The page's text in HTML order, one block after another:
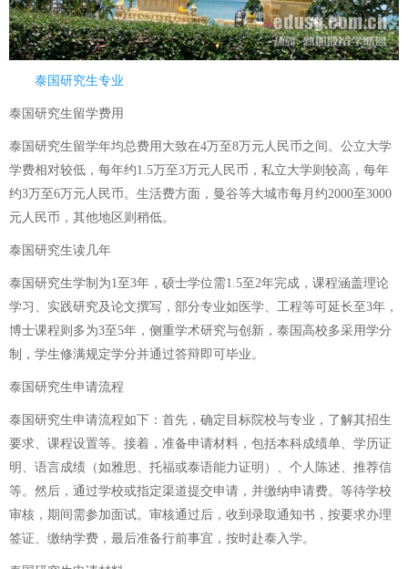
泰国研究生专业
泰国研究生留学费用
泰国研究生留学年均总费用大致在4万至8万元人民币之间。公立大学
学费相对较低，每年约1.5万至3万元人民币，私立大学则较高，每年
约3万至6万元人民币。生活费方面，曼谷等大城市每月约2000至3000
元人民币，其他地区则稍低。
泰国研究生读几年
泰国研究生学制为1至3年，硕士学位需1.5至2年完成，课程涵盖理论
学习、实践研究及论文撰写，部分专业如医学、工程等可延长至3年，
博士课程则多为3至5年，侧重学术研究与创新，泰国高校多采用学分
制，学生修满规定学分并通过答辩即可毕业。
泰国研究生申请流程
泰国研究生申请流程如下：首先，确定目标院校与专业，了解其招生
要求、课程设置等。接着，准备申请材料，包括本科成绩单、学历证
明、语言成绩（如雅思、托福或泰语能力证明）、个人陈述、推荐信
等。然后，通过学校或指定渠道提交申请，并缴纳申请费。等待学校
审核，期间需参加面试。审核通过后，收到录取通知书，按要求办理
签证、缴纳学费，最后准备行前事宜，按时赴泰入学。